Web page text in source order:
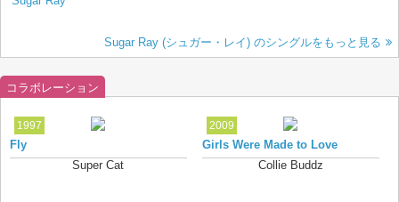
Sugar Ray (シュガー・レイ) のシングルをもっと見る
コラボレーション
1997
Fly
Super Cat
2009
Girls Were Made to Love
Collie Buddz